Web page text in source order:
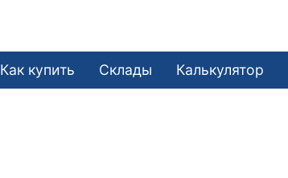
Как купить Склады Калькулятор